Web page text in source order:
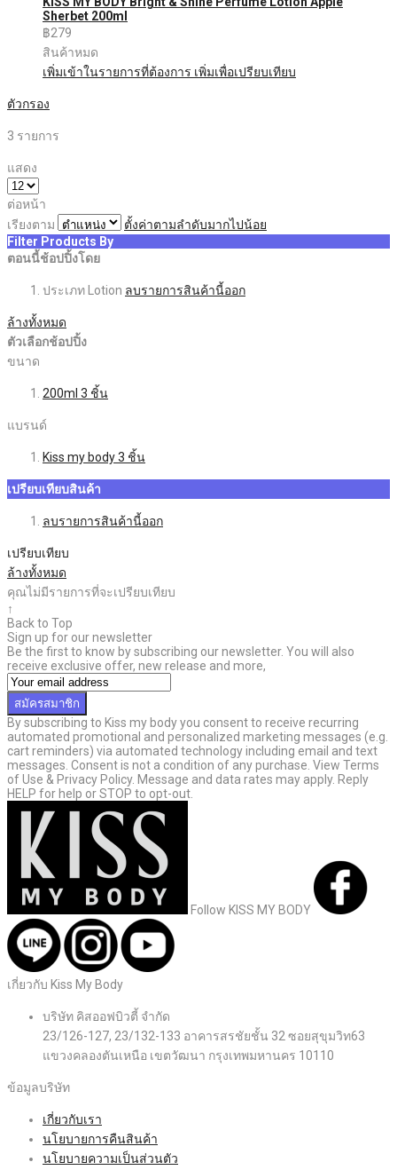
Sherbet 200ml
฿279
สินค้าหมด
เพิ่มเข้าในรายการที่ต้องการ เพิ่มเพื่อเปรียบเทียบ
ตัวกรอง
3 รายการ
แสดง
ต่อหน้า
เรียงตาม
ตั้งค่าตามลำดับมากไปน้อย
Filter Products By
ตอนนี้ช้อปปิ้งโดย
ประเภทLotion ลบรายการสินค้านี้ออก
ล้างทั้งหมด
ตัวเลือกช้อปปิ้ง
ขนาด
200ml 3 ชิ้น
แบรนด์
Kiss my body3 ชิ้น
เปรียบเทียบสินค้า
ลบรายการสินค้านี้ออก
เปรียบเทียบ
ล้างทั้งหมด
คุณไม่มีรายการที่จะเปรียบเทียบ
↑
Back to Top
Sign up for our newsletter
Be the first to know by subscribing our newsletter. You will also
receive exclusive offer, new release and more,
สมัครสมาชิก
By subscribing to Kiss my body you consent to receive recurring
automated promotional and personalized marketing messages (e.g.
cart reminders) via automated technology including email and text
messages. Consent is not a condition of any purchase. View Terms
of Use & Privacy Policy. Message and data rates may apply. Reply
HELP for help or STOP to opt-out.
Follow KISS MY BODY
เกี่ยวกับ Kiss My Body
บริษัท คิสออฟบิวตี้ จำกัด
23/126-127, 23/132-133 อาคารสรชัยชั้น 32 ซอยสุขุมวิท63
แขวงคลองตันเหนือ เขตวัฒนา กรุงเทพมหานคร 10110
ข้อมูลบริษัท
เกี่ยวกับเรา
นโยบายการคืนสินค้า
นโยบายความเป็นส่วนตัว